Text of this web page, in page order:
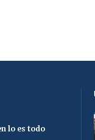
lo es todo